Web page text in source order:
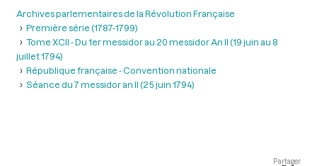
Archives parlementaires de la Révolution Française
Première série (1787-1799)
Tome XCII - Du 1er messidor au 20 messidor An II (19 juin au 8
juillet 1794)
République française - Convention nationale
Séance du 7 messidor an II (25 juin 1794)
Partager